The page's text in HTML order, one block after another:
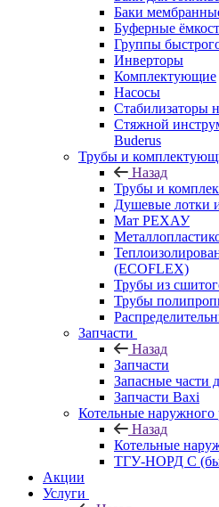
Баки
Буферные
Группы
Инверторы
Комплектующие
Насосы
Стабилизаторы
Стяжной
Buderus
Трубы и
Назад
Трубы и
Душевые лотки
Мат РЕХАУ
(ECOFLEX)
Трубы из
Трубы
Запчасти
Назад
Запчасти
Запасные части
Запчасти Baxi
Котельные наружного
Назад
Котельные
ТГУ-НОРД С
Акции
Услуги